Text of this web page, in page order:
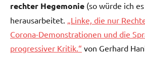
rechter Hegemonie (so würde ich
herausarbeitet. „Linke, die nur
Corona-Demonstrationen und die
progressiver Kritik.“ von Gerhard